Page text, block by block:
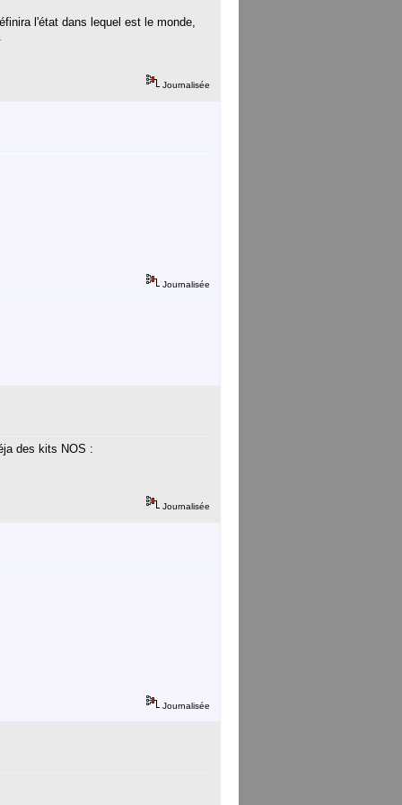
l'état dans lequel est le monde,
Journalisée
Journalisée
des kits NOS :
Journalisée
Journalisée